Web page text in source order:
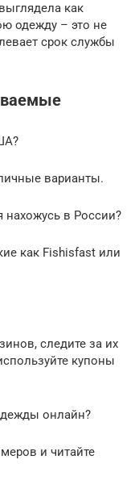
как
одежду – это не
срок службы
варианты.
нахожусь в России?
как Fishisfast или
следите за их
купоны
онлайн?
и читайте